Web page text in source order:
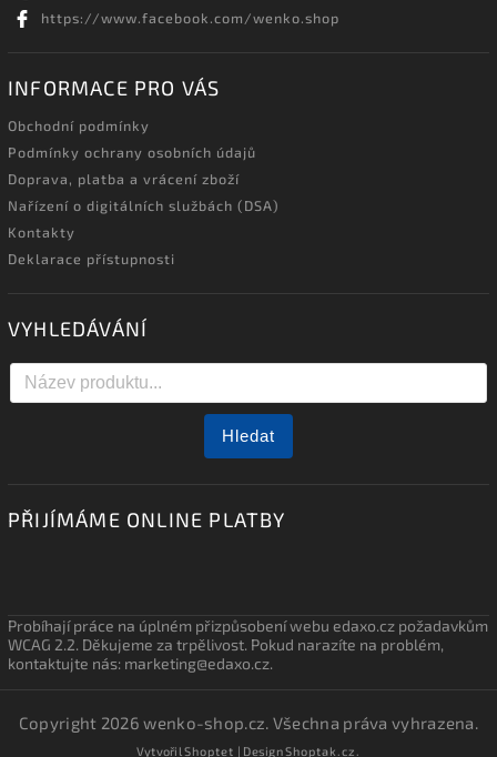
https://www.facebook.com/wenko.shop
INFORMACE PRO VÁS
Obchodní podmínky
Podmínky ochrany osobních údajů
Doprava, platba a vrácení zboží
Nařízení o digitálních službách (DSA)
Kontakty
Deklarace přístupnosti
VYHLEDÁVÁNÍ
Hledat
PŘIJÍMÁME ONLINE PLATBY
Probíhají práce na úplném přizpůsobení webu edaxo.cz požadavkům
WCAG 2.2. Děkujeme za trpělivost. Pokud narazíte na problém,
kontaktujte nás: marketing@edaxo.cz.
Copyright 2026wenko-shop.cz. Všechna práva vyhrazena.
VytvořilShoptet | DesignShoptak.cz.